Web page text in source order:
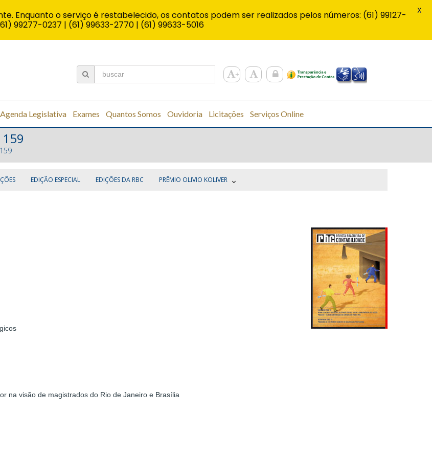
Agenda Legislativa Exames Quantos Somos Ouvidoria Licitações Serviços Online
EDIÇÃO ESPECIAL EDIÇÕES DA RBC PRÊMIO OLIVIO KOLIVER
na visão de magistrados do Rio de Janeiro e Brasília
Enquanto o serviço é restabelecido, os contatos podem ser realizados pelos números: (61) 99127-
99277-0237 | (61) 99633-2770 | (61) 99633-5016
X